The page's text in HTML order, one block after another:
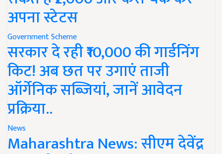
अपना स्टेटस
Government Scheme
सरकार दे रही ₹10,000 की गार्डनिंग
किट! अब छत पर उगाएं ताजी
ऑर्गेनिक सब्जियां, जानें आवेदन
प्रक्रिया..
News
Maharashtra News: सीएम देवेंद्र